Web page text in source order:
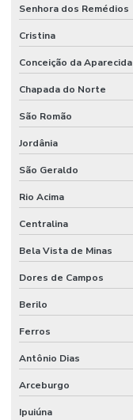
Senhora dos Remédios
Cristina
Conceição da Aparecida
Chapada do Norte
São Romão
Jordânia
São Geraldo
Rio Acima
Centralina
Bela Vista de Minas
Dores de Campos
Berilo
Ferros
Antônio Dias
Arceburgo
Ipuiúna